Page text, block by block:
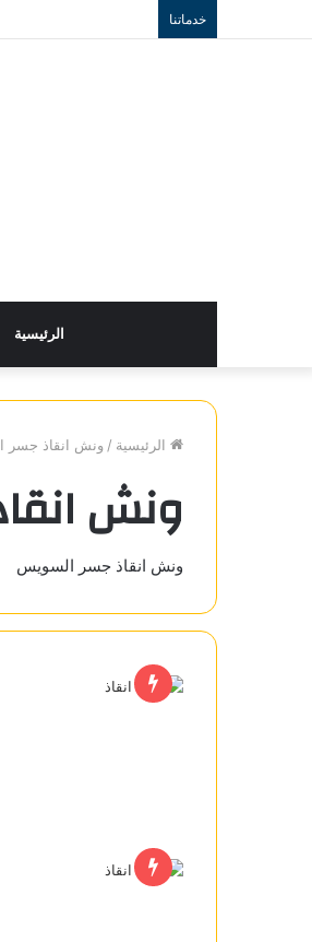
خدماتنا
الرئيسية
الرئيسية / ونش انقاذ جسر
ونش
ونش انقاذ جسر السويس